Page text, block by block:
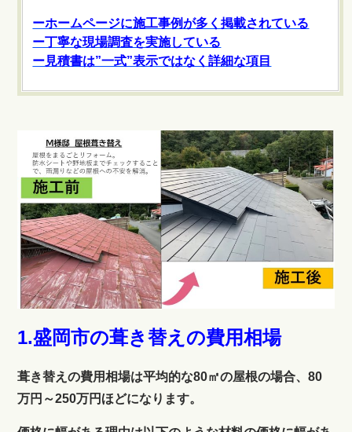
ーホームページに施工事例が多く掲載されている
ー丁寧な現場調査を実施している
ー見積書は”一式”表示ではなく詳細な項目
1.盛岡市の葺き替えの費用相場
葺き替えの費用相場は平均的な80㎡の屋根の場合、80
万円～250万円ほどになります。